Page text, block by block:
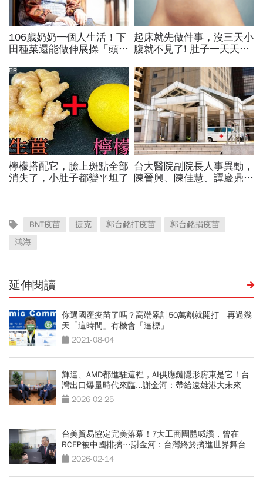
BNT疫苗 捷克 郭台銘打疫苗
郭台銘捐疫苗
鴻海
延伸閱讀
你選國產疫苗了嗎？高端累計50萬劑就開打 再過幾
天「這時間」有機會「達標」
2021-08-04
輝達、AMD都進駐這裡，AI供應鏈隱形房東是它！台
灣出口爆量時代來臨...謝金河：帶給遠雄港大未來
2026-02-25
台美貿易協定完美落幕！7大工商團體喊讚，曾在
RCEP被中國排擠…謝金河：台灣終於擠進世界舞台
2026-02-14